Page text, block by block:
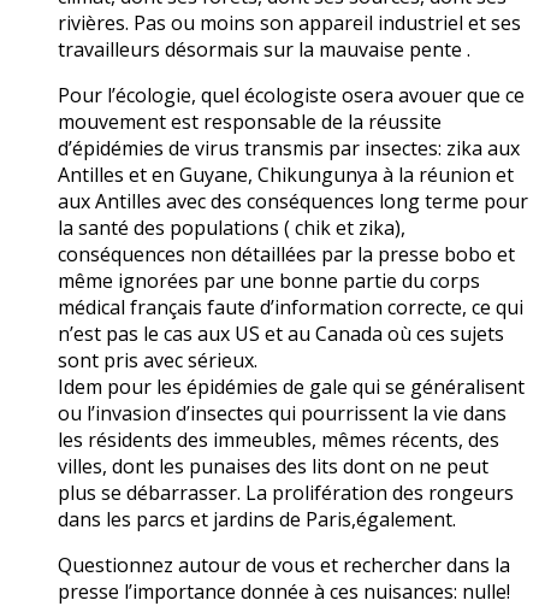
rivières. Pas ou moins son appareil industriel et ses
travailleurs désormais sur la mauvaise pente .
Pour l’écologie, quel écologiste osera avouer que ce
mouvement est responsable de la réussite
d’épidémies de virus transmis par insectes: zika aux
Antilles et en Guyane, Chikungunya à la réunion et
aux Antilles avec des conséquences long terme pour
la santé des populations ( chik et zika),
conséquences non détaillées par la presse bobo et
même ignorées par une bonne partie du corps
médical français faute d’information correcte, ce qui
n’est pas le cas aux US et au Canada où ces sujets
sont pris avec sérieux.
Idem pour les épidémies de gale qui se généralisent
ou l’invasion d’insectes qui pourrissent la vie dans
les résidents des immeubles, mêmes récents, des
villes, dont les punaises des lits dont on ne peut
plus se débarrasser. La prolifération des rongeurs
dans les parcs et jardins de Paris,également.
Questionnez autour de vous et rechercher dans la
presse l’importance donnée à ces nuisances: nulle!